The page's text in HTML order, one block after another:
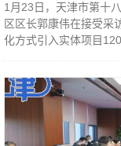
1月23日，天津市第十
区区长郭康伟在接受采
化方式引入实体项目120